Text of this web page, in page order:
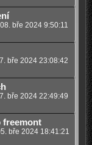
bře 2024 9:50:11
bře 2024 23:08:42
bře 2024 22:49:49
freemont
bře 2024 18:41:21